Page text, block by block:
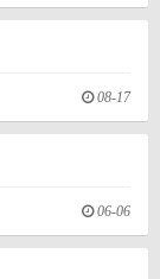
08-17
06-06